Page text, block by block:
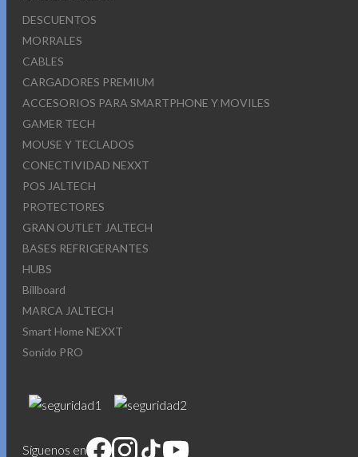
DESCUENTOS
MORRALES
CABLES
CARGADORES PREMIUM
ACCESORIOS PARA SMARTPHONE Y MOVILES
GAMER TECH
MOUSE Y TECLADOS
CONECTIVIDAD NEXXT
POS JALTECH
PROTECTORES
GRAN OUTLET JALTECH
BASES REFRIGERANTES
HUBS
Billboard
MARCA JALTECH
Smart Home NEXXT
Sonido PRO
Síguenos en